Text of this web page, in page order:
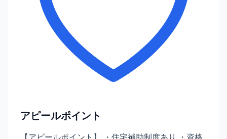
アピールポイント
【アピールポイント】 ・住宅補助制度あり ・資格